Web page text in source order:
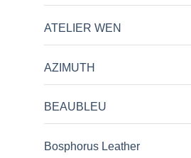
ATELIER WEN
AZIMUTH
BEAUBLEU
Bosphorus Leather